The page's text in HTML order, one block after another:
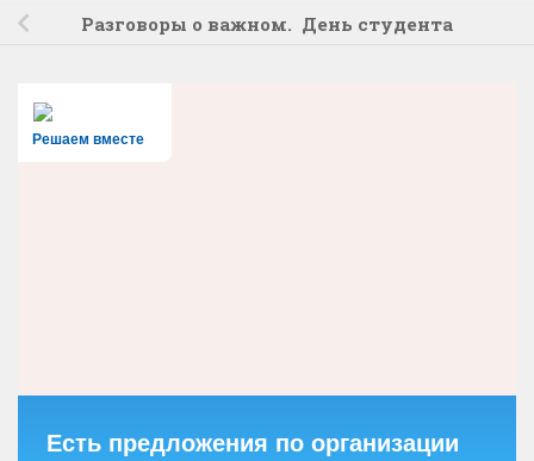
Разговоры о важном. День студента
Решаем вместе
Есть предложения по организации